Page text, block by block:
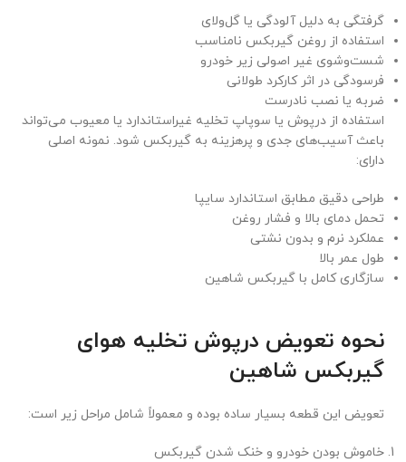
گرفتگی به دلیل آلودگی یا گل‌ولای
استفاده از روغن گیربکس نامناسب
شست‌وشوی غیر اصولی زیر خودرو
فرسودگی در اثر کارکرد طولانی
ضربه یا نصب نادرست
استفاده از درپوش یا سوپاپ تخلیه غیراستاندارد یا معیوب می‌تواند
باعث آسیب‌های جدی و پرهزینه به گیربکس شود. نمونه اصلی
دارای:
طراحی دقیق مطابق استاندارد سایپا
تحمل دمای بالا و فشار روغن
عملکرد نرم و بدون نشتی
طول عمر بالا
سازگاری کامل با گیربکس شاهین
نحوه تعویض درپوش تخلیه هوای
گیربکس شاهین
تعویض این قطعه بسیار ساده بوده و معمولاً شامل مراحل زیر است:
خاموش بودن خودرو و خنک شدن گیربکس